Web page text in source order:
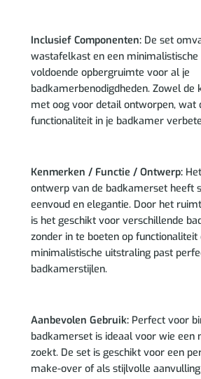
Inclusief Componenten:De set
wastafelkast en een minimalistische
voldoende opbergruimte voor al je
badkamerbenodigdheden. Zowel de
met oog voor detail ontworpen, wat
functionaliteit in je badkamer
Kenmerken / Functie / Ontwerp:
ontwerp van de badkamerset heeft
eenvoud en elegantie. Door het
is het geschikt voor verschillende
zonder in te boeten op functionaliteit
minimalistische uitstraling past
badkamerstijlen.
Aanbevolen Gebruik:Perfect voor
badkamerset is ideaal voor wie een
zoekt. De set is geschikt voor een
make-over of als stijlvolle